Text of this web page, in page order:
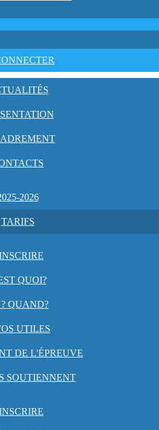
2026
TARIFS
QUOI?
QUAND?
UTILES
DE L'ÉPREUVE
SOUTIENNENT